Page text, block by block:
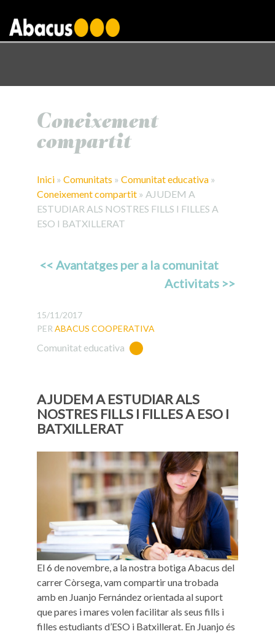
Coneixement
compartit
Inici » Comunitats » Comunitat educativa »
Coneixement compartit » AJUDEM A
ESTUDIAR ALS NOSTRES FILLS I FILLES A
ESO I BATXILLERAT
<< Avantatges per a la comunitat
Activitats >>
15/11/2017
PER ABACUS COOPERATIVA
Comunitat educativa
AJUDEM A ESTUDIAR ALS
NOSTRES FILLS I FILLES A ESO I
BATXILLERAT
El 6 de novembre, a la nostra botiga Abacus del
carrer Còrsega, vam compartir una trobada
amb en Juanjo Fernández orientada al suport
que pares i mares volen facilitar als seus fills i
filles estudiants d’ESO i Batxillerat. En Juanjo és